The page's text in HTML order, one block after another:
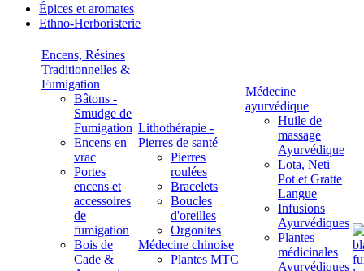
Épices et aromates
Ethno-Herboristerie
Encens, Résines
Traditionnelles &
Fumigation
Bâtons -
Smudge de
Fumigation
Encens en
vrac
Portes
encens et
accessoires
de
fumigation
Bois de
Cade &
Lithothérapie -
Pierres de santé
Pierres
roulées
Bracelets
Boucles
d'oreilles
Orgonites
Médecine chinoise
Plantes MTC
Médecine
ayurvédique
Huile de
massage
Ayurvédique
Lota, Neti
Pot et Gratte
Langue
Infusions
Ayurvédiques
Plantes
médicinales
Ayurvédiques